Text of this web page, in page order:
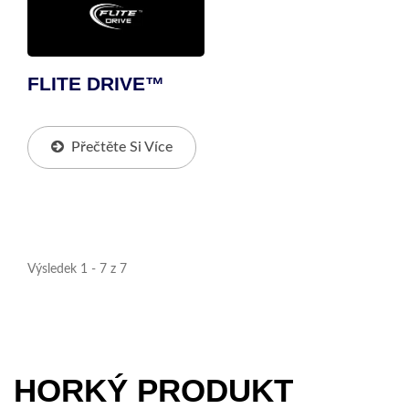
FLITE DRIVE™
Přečtěte Si Více
Výsledek 1 - 7 z 7
HORKÝ PRODUKT